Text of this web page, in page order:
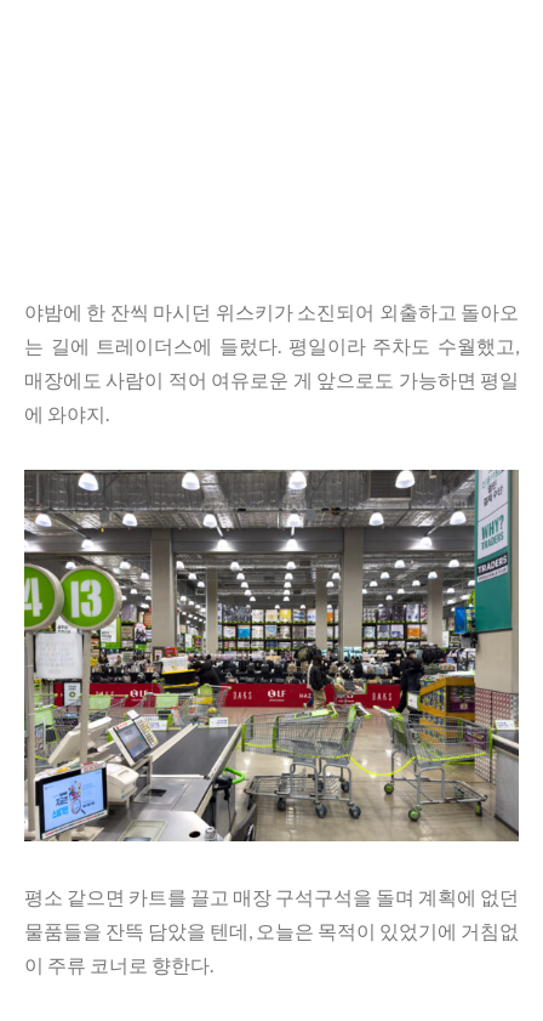
야밤에 한 잔씩 마시던 위스키가 소진되어 외출하고 돌아오
는 길에 트레이더스에 들렀다. 평일이라 주차도 수월했고,
매장에도 사람이 적어 여유로운 게 앞으로도 가능하면 평일
에 와야지.
평소 같으면 카트를 끌고 매장 구석구석을 돌며 계획에 없던
물품들을 잔뜩 담았을 텐데, 오늘은 목적이 있었기에 거침없
이 주류 코너로 향한다.